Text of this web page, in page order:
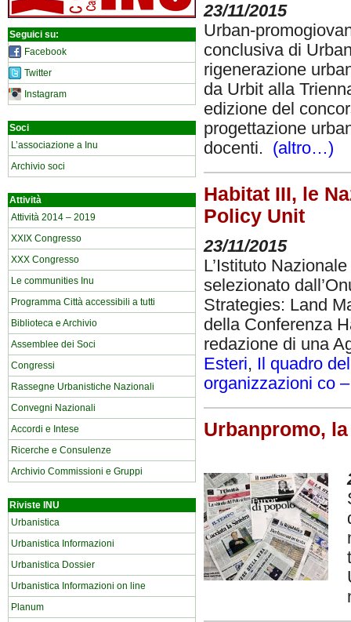
Seguici su:
Facebook
Twitter
Instagram
Soci
L’associazione a Inu
Archivio soci
Attività
Attività 2014 – 2019
XXIX Congresso
XXX Congresso
Le communities Inu
Programma Città accessibili a tutti
Biblioteca e Archivio
Assemblee dei Soci
Congressi
Rassegne Urbanistiche Nazionali
Convegni Nazionali
Accordi e Intese
Ricerche e Consulenze
Archivio Commissioni e Gruppi
Riviste INU
Urbanistica
Urbanistica Informazioni
Urbanistica Dossier
Urbanistica Informazioni on line
Planum
23/11/2015
Urban-
conclusiva di
rigenerazione
da Urbit alla
edizione del
progettazione
docenti. (altro…)
Habitat III, le
Policy Unit
23/11/2015
L’Istituto
selezionato
Strategies: Land
della Conferenza
redazione di una
Esteri, Il quadro
organizzazioni co
Urbanpromo,